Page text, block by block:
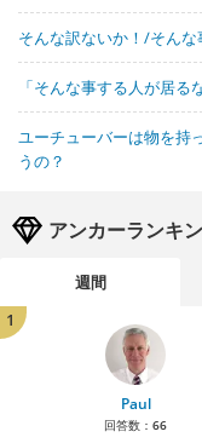
そんな訳ないか！/そん
「そんな事する人が居
ユーチューバーは物を持
うの？
アンカーランキ
週間
1
Paul
回答数： 66